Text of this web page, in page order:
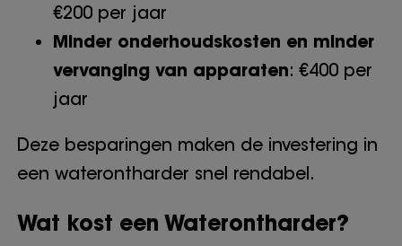
€200 per jaar
Minder onderhoudskosten en minder
vervanging van apparaten: €400 per
jaar
Deze besparingen maken de investering in
een waterontharder snel rendabel.
Wat kost een Waterontharder?